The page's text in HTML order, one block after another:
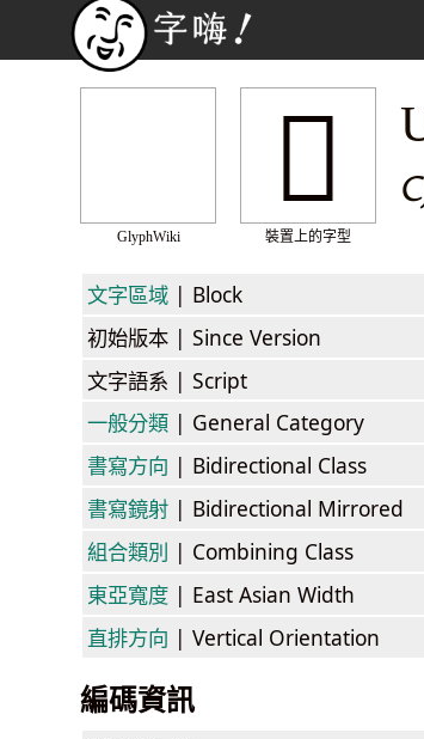
GlyphWiki
𬥉
裝置上的字型
文字區域 | Block
初始版本 | Since Version
文字語系 | Script
一般分類 | General Category
書寫方向 | Bidirectional Class
書寫鏡射 | Bidirectional Mirrored
組合類別 | Combining Class
東亞寬度 | East Asian Width
直排方向 | Vertical Orientation
編碼資訊